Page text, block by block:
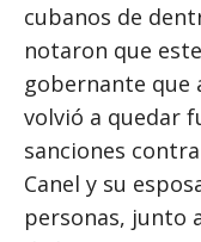
cubanos de
notaron que
gobernante que
volvió a quedar
sanciones
Canel y su
personas, junto